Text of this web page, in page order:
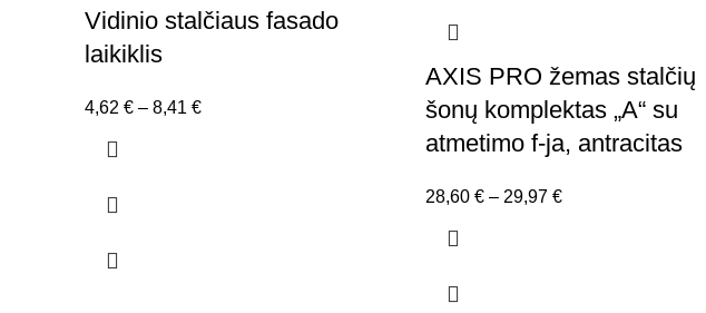
Vidinio stalčiaus fasado
laikiklis
4,62 € – 8,41 €Price
AXIS PRO žemas stalčių
šonų komplektas „A“ su
atmetimo f-ja, antracitas
28,60 € – 29,97 €Price